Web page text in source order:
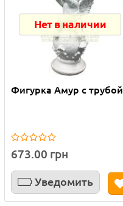
Нет в наличии
Фигурка Амур с трубой
673.00 грн
Уведомить